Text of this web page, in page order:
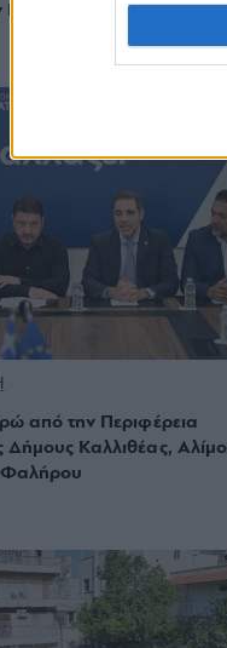
από την Περιφέρεια
Δήμους Καλλιθέας,
Φαλήρου